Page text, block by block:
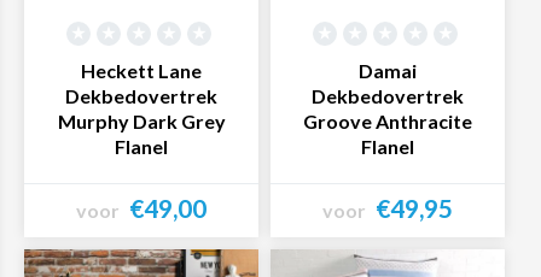
Heckett Lane
Dekbedovertrek
Murphy Dark Grey
Flanel
voor €49,00
Bekijk product
Damai
Dekbedovertrek
Groove Anthracite
Flanel
voor €49,95
Bekijk product